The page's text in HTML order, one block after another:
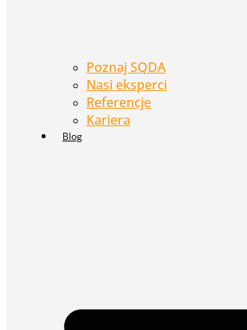
Poznaj SQDA
Nasi eksperci
Referencje
Kariera
Blog